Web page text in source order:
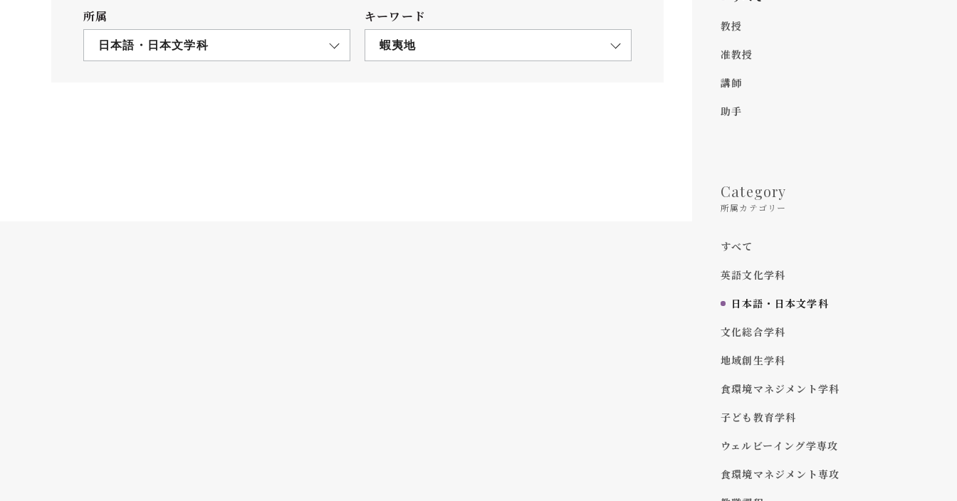
３Dパノラマビュー
所属
日本語・日本文学科
キーワード
蝦夷地
教授
准教授
講師
助手
Category
所属カテゴリー
すべて
英語文化学科
日本語・日本文学科
文化総合学科
地域創生学科
食環境マネジメント学科
子ども教育学科
ウェルビーイング学専攻
食環境マネジメント専攻